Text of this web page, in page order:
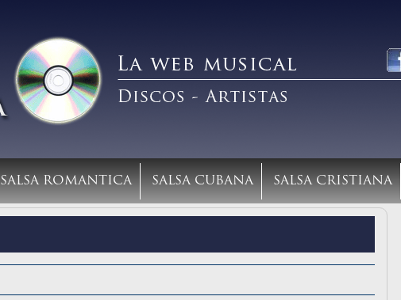
SALSA ROMANTICA SALSA CUBANA SALSA CRISTIANA